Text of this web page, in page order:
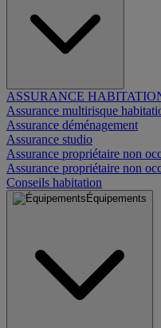
ASSURANCE
Assurance multirisque
Assurance déménagement
Assurance studio
Assurance propriétaire non
Assurance propriétaire non
Conseils habitation
Équipements